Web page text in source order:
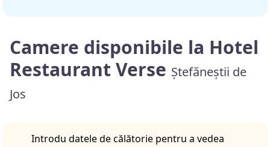
Camere disponibile la Hotel
Restaurant Verse Ștefăneștii de
Jos
Introdu datele de călătorie pentru a vedea